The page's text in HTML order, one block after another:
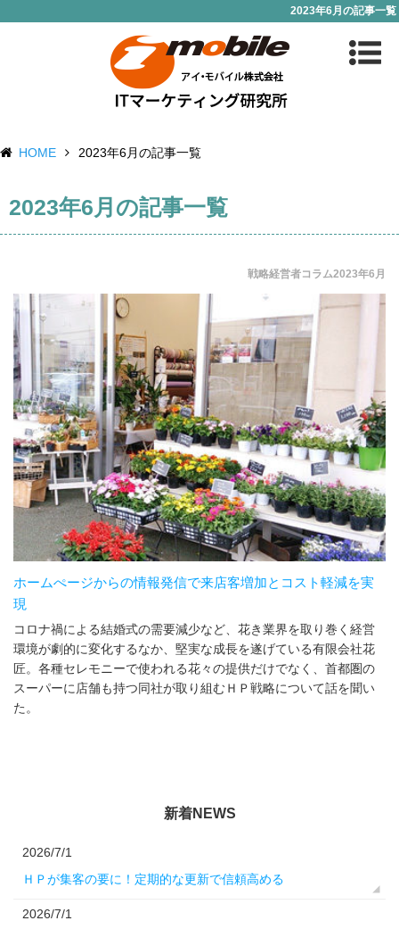
2023年6月の記事一覧
HOME 2023年6月の記事一覧
2023年6月の記事一覧
戦略経営者コラム2023年6月
ホームぺージからの情報発信で来店客増加とコスト軽減を実
現
コロナ禍による結婚式の需要減少など、花き業界を取り巻く経営
環境が劇的に変化するなか、堅実な成長を遂げている有限会社花
匠。各種セレモニーで使われる花々の提供だけでなく、首都圏の
スーパーに店舗も持つ同社が取り組むＨＰ戦略について話を聞い
た。
新着NEWS
2026/7/1
ＨＰが集客の要に！定期的な更新で信頼高める
2026/7/1